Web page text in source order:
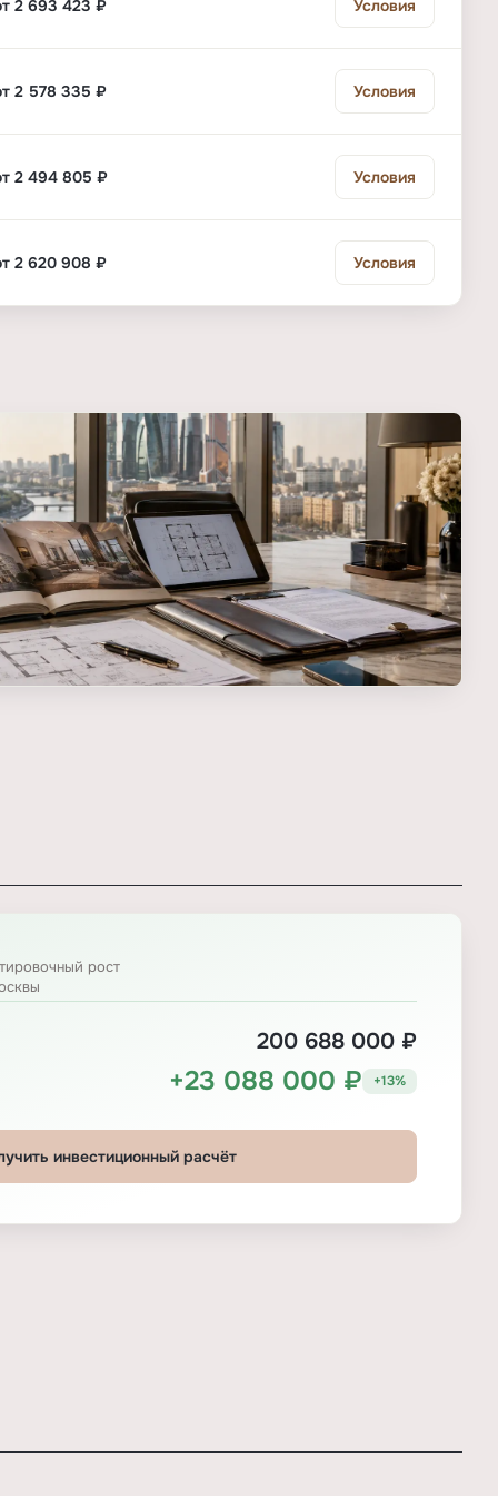
2 693 423 ₽ Условия
2 578 335 ₽ Условия
2 494 805 ₽ Условия
2 620 908 ₽ Условия
рост
200 688 000 ₽
+23 088 000 ₽ +13%
инвестиционный расчёт